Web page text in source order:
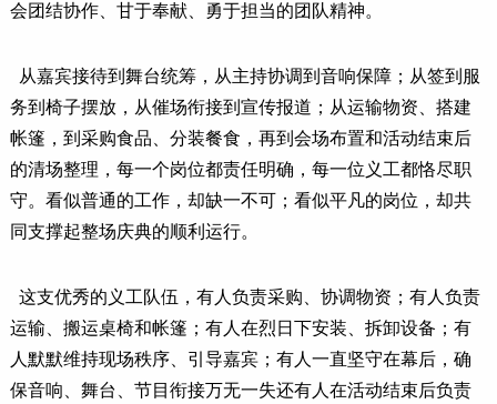
会团结协作、甘于奉献、勇于担当的团队精神。
从嘉宾接待到舞台统筹，从主持协调到音响保障；从签到服
务到椅子摆放，从催场衔接到宣传报道；从运输物资、搭建
帐篷，到采购食品、分装餐食，再到会场布置和活动结束后
的清场整理，每一个岗位都责任明确，每一位义工都恪尽职
守。看似普通的工作，却缺一不可；看似平凡的岗位，却共
同支撑起整场庆典的顺利运行。
这支优秀的义工队伍，有人负责采购、协调物资；有人负责
运输、搬运桌椅和帐篷；有人在烈日下安装、拆卸设备；有
人默默维持现场秩序、引导嘉宾；有人一直坚守在幕后，确
保音响、舞台、节目衔接万无一失还有人在活动结束后负责